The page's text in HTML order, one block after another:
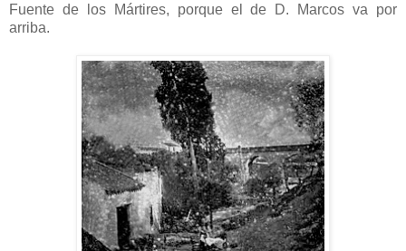
Fuente de los Mártires, porque el de D. Marcos va por
arriba.